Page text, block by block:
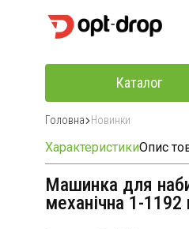
Каталог
Головна Новинки
ХарактеристикиОпис
Машинка для
механічна 1-